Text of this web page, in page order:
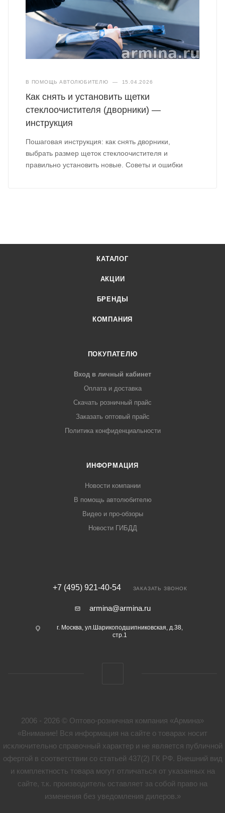
В ПОМОЩЬ АВТОЛЮБИТЕЛЮ — 15.04.2026
Как снять и установить щетки
стеклоочистителя (дворники) —
инструкция
Пошаговая инструкция: как снять дворники,
выбрать размер щеток стеклоочистителя и
правильно установить новые. Советы и ошибки
КАТАЛОГ
АКЦИИ
БРЕНДЫ
КОМПАНИЯ
ПОКУПАТЕЛЮ
Вход в личный кабинет
Оплата и доставка
Скачать розничный прайс
Заказать оптовый прайс
Политика конфиденциальности
ИНФОРМАЦИЯ
Новости компании
В помощь автолюбителю
Видео и про-обзоры
Новости ГИБДД
+7 (495) 921-40-54 ЗАКАЗАТЬ ЗВОНОК
armina@armina.ru
г. Москва, ул.Шарикоподшипниковская, д.38,
стр.1
2006 - 2026 © Оптово-розничная компания «Армина»
«Внимание! Вся информация на сайте о товарах носит
исключительно справочный характер и не является публичной
офертой в соответствии со статьей 437(2) ГК РФ. Внешний вид
и комплектность товара могут отличаться от указанных на
сайте, т.к. производитель оставляет за собой право на
изменения без уведомления дилеров.»